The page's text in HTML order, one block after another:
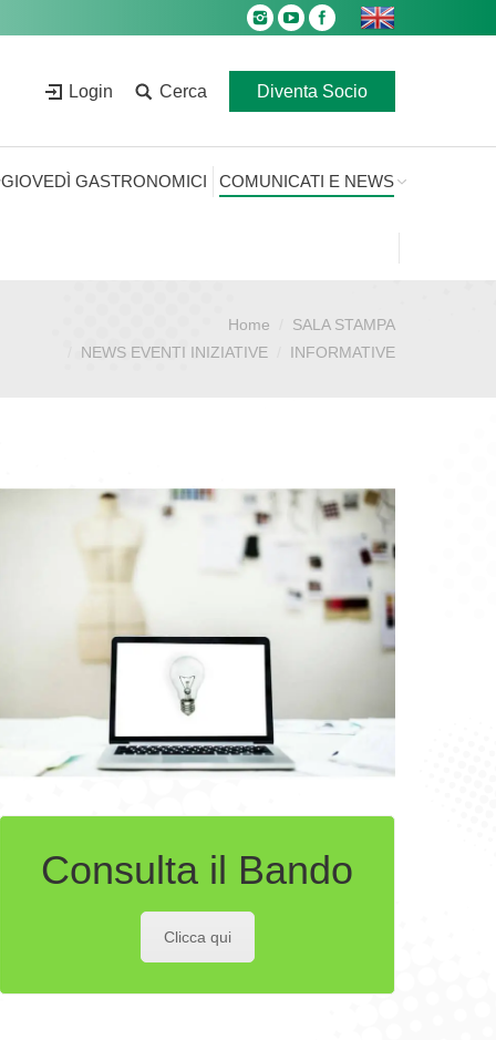
Login Cerca Diventa Socio
GIOVEDÌ GASTRONOMICI COMUNICATI E NEWS
Home
SALA STAMPA
NEWS EVENTI INIZIATIVE
INFORMATIVE
Consulta il Bando
Clicca qui